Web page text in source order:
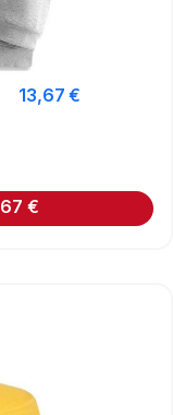
13,67€
€